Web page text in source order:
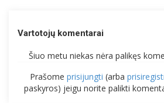
Vartotojų komentarai
Šiuo metu niekas nėra palikęs
Prašome prisijungti (arba
paskyros) jeigu norite palikti